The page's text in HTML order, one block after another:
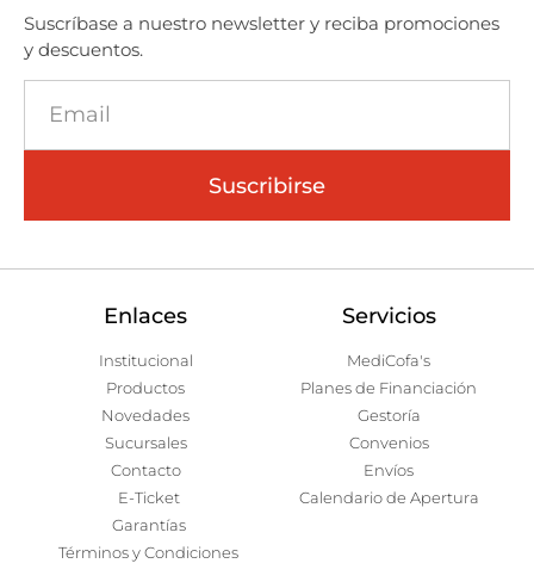
Suscríbase a nuestro newsletter y reciba promociones
y descuentos.
Suscribirse
Enlaces
Institucional
Productos
Novedades
Sucursales
Contacto
E-Ticket
Garantías
Términos y Condiciones
Servicios
MediCofa's
Planes de Financiación
Gestoría
Convenios
Envíos
Calendario de Apertura